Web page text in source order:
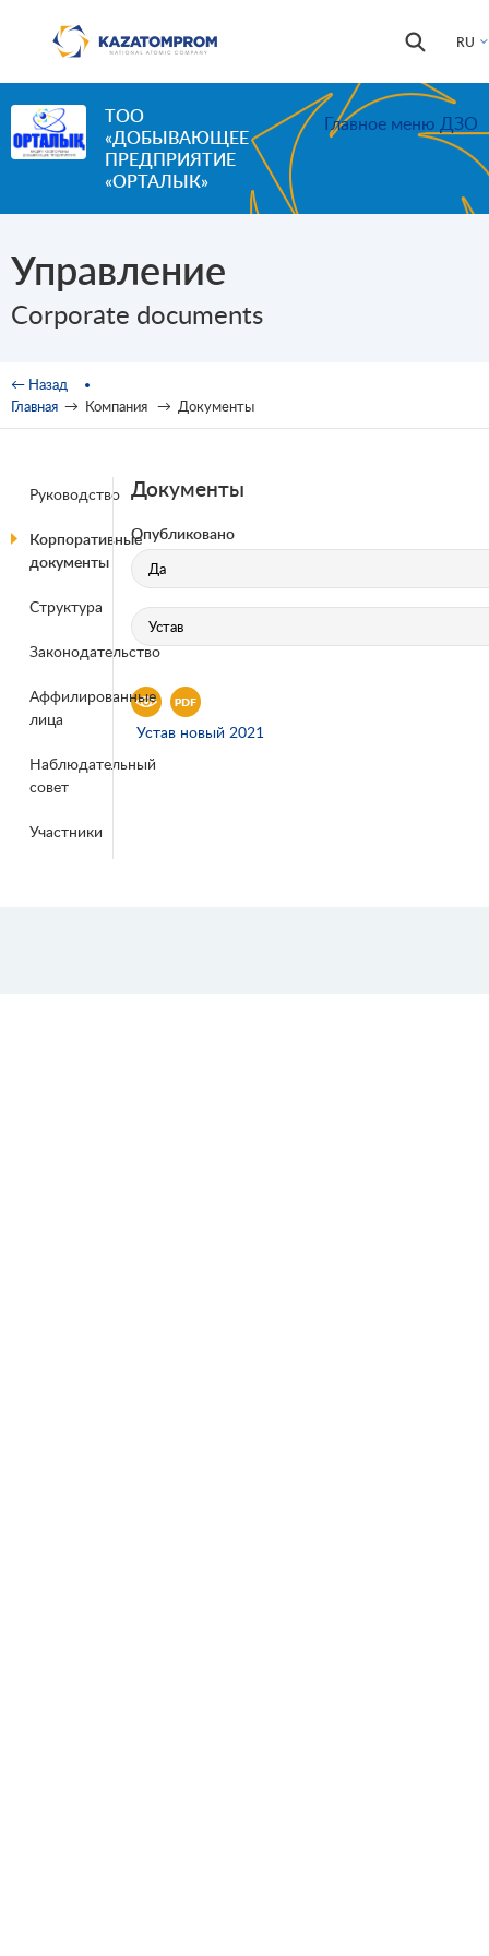
RU
Форма
Поиск
ТОО
«ДОБЫВАЮЩЕЕ
ПРЕДПРИЯТИЕ
«ОРТАЛЫК»
Главное меню ДЗО
Управление
Corporate documents
Вы здесь
← Назад
Главная → Компания → Документы
Руководство
Корпоративные
документы
Структура
Законодательство
Аффилированные
лица
Наблюдательный
совет
Участники
Документы
Опубликовано
Устав новый 2021